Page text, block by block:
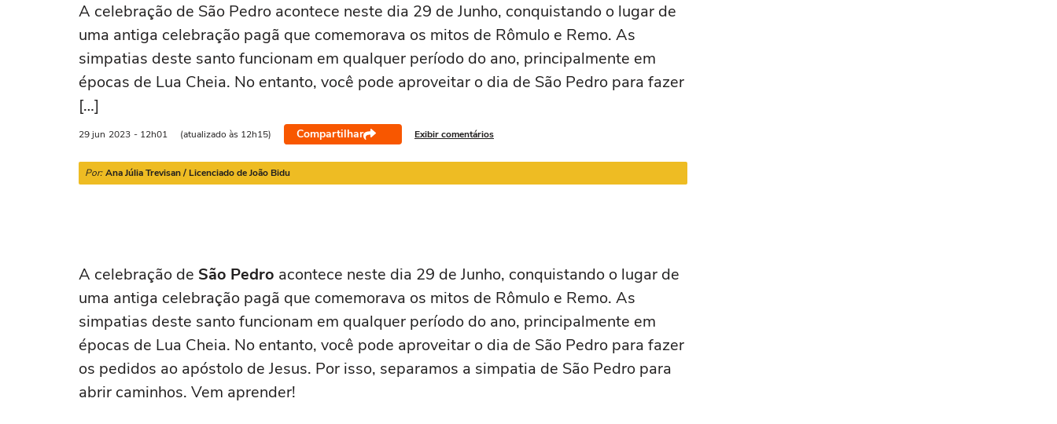
21/03 a 20/04
Touro
21/04 a 20/05
Gêmeos
21/05 a 20/06 21/06 a 21/07 22/07 a 22/08
Virgem
23/08 a 22/09
Libra
23/09 a 22/10
Escorpião
23/10 a 21/11
A celebração de São Pedro acontece neste dia 29 de Junho, conquistando o lugar de
uma antiga celebração pagã que comemorava os mitos de Rômulo e Remo. As
simpatias deste santo funcionam em qualquer período do ano, principalmente em
épocas de Lua Cheia. No entanto, você pode aproveitar o dia de São Pedro para fazer
[…]
29 jun 2023 - 12h01 (atualizado às 12h15) Compartilhar Exibir comentários
Por: Ana Júlia Trevisan / Licenciado de João Bidu
A celebração de São Pedro acontece neste dia 29 de Junho, conquistando o lugar de
uma antiga celebração pagã que comemorava os mitos de Rômulo e Remo. As
simpatias deste santo funcionam em qualquer período do ano, principalmente em
épocas de Lua Cheia. No entanto, você pode aproveitar o dia de São Pedro para fazer
os pedidos ao apóstolo de Jesus. Por isso, separamos a simpatia de São Pedro para
abrir caminhos. Vem aprender!